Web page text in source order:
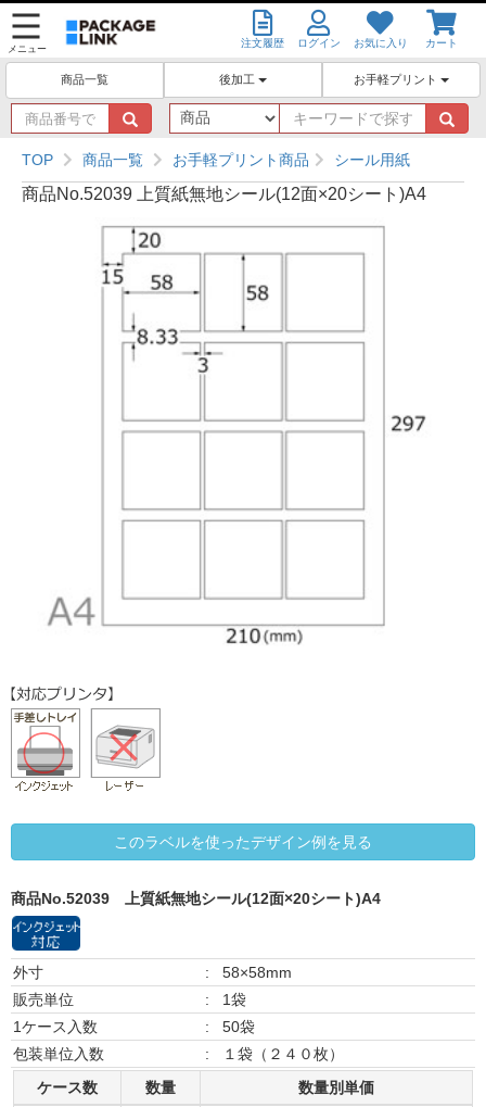
メニュー 注文履歴 ログイン お気に入り カート
商品一覧 後加工 お手軽プリント
商
品
番
号
で
キ
ー
ワ
ー
ド
TOP 商品一覧 お手軽プリント商品 シール用紙
商品No.52039 上質紙無地シール(12面×20シート)A4
このラベルを使ったデザイン例を見る
商品No.52039 上質紙無地シール(12面×20シート)A4
外寸 :
58×58mm
販売単位
:
1袋
1ケース入数
:
50袋
包装単位入数
:
１袋（２４０枚）
ケース数
数量
数量別単価